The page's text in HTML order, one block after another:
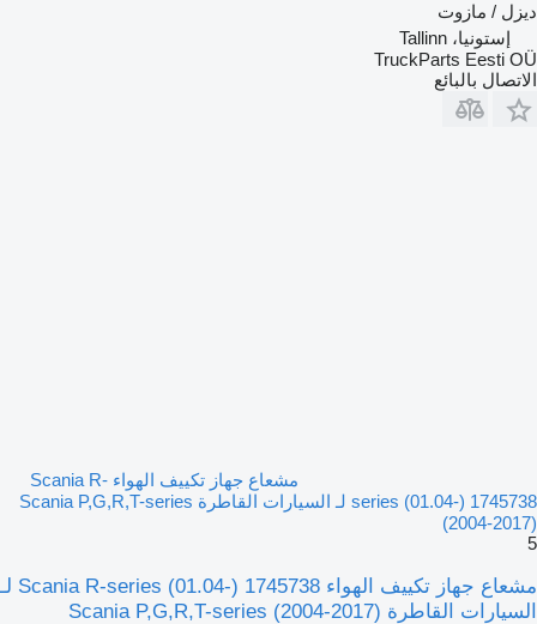
ديزل / مازوت
إستونيا، Tallinn
TruckParts Eesti OÜ
الاتصال بالبائع
مشعاع جهاز تكييف الهواء Scania R-
series (01.04-) 1745738 لـ السيارات القاطرة Scania P,G,R,T-series
(2004-2017)
5
مشعاع جهاز تكييف الهواء Scania R-series (01.04-) 1745738 لـ
السيارات القاطرة Scania P,G,R,T-series (2004-2017)